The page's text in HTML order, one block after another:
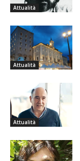
Attualità
Attualità
Attualità